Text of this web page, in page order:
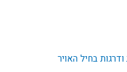
בחיל האויר